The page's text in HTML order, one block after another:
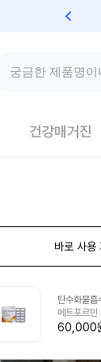
건강매거진
바로 사용
탄수화물흡
메트포르
60,000